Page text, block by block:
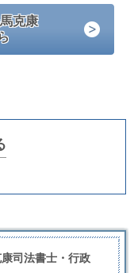
克康
司法書士・行政